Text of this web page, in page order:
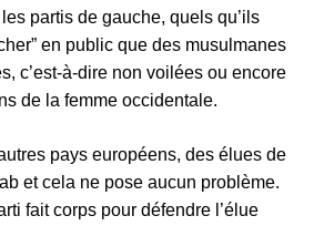
partis de gauche, quels qu’ils
en public que des musulmanes
c’est-à-dire non voilées ou encore
de la femme occidentale.
pays européens, des élues de
et cela ne pose aucun problème.
fait corps pour défendre l’élue